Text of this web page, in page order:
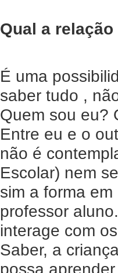
Qual a
É uma
saber tudo ,
Quem sou eu?
Entre eu e o
não é
Escolar) nem
sim a forma
professor
interage com
Saber, a
possa